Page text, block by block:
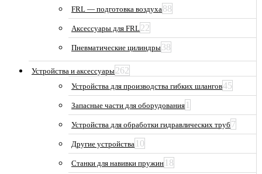
FRL — подготовка воздуха 88
Аксессуары для FRL22
Пневматические цилиндры38
Устройства и аксессуары262
Устройства для производства гибких шлангов45
Запасные части для оборудования 1
Устройства для обработки гидравлических труб 7
Другие устройства 10
Станки для навивки пружин 18